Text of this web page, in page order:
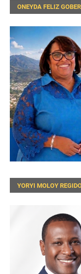
ONEYDA FELIZ
YORYI MOLOY